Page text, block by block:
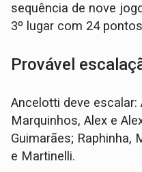
sequência de nove
3º lugar com 24
Provável
Ancelotti deve escalar:
Marquinhos, Alex e
Guimarães; Raphinha,
e Martinelli.